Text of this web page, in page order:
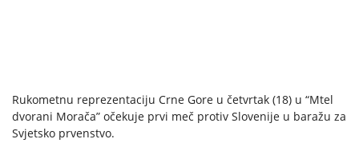
Rukometnu reprezentaciju Crne Gore u četvrtak (18) u “Mtel
dvorani Morača” očekuje prvi meč protiv Slovenije u baražu za
Svjetsko prvenstvo.